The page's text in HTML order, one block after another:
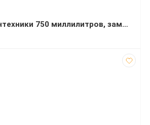
Сувила для сантехники 750 миллилитров, заменитель Доместоса